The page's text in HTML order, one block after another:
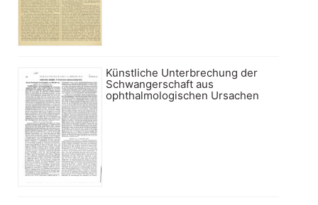
Künstliche Unterbrechung der
Schwangerschaft aus
ophthalmologischen Ursachen